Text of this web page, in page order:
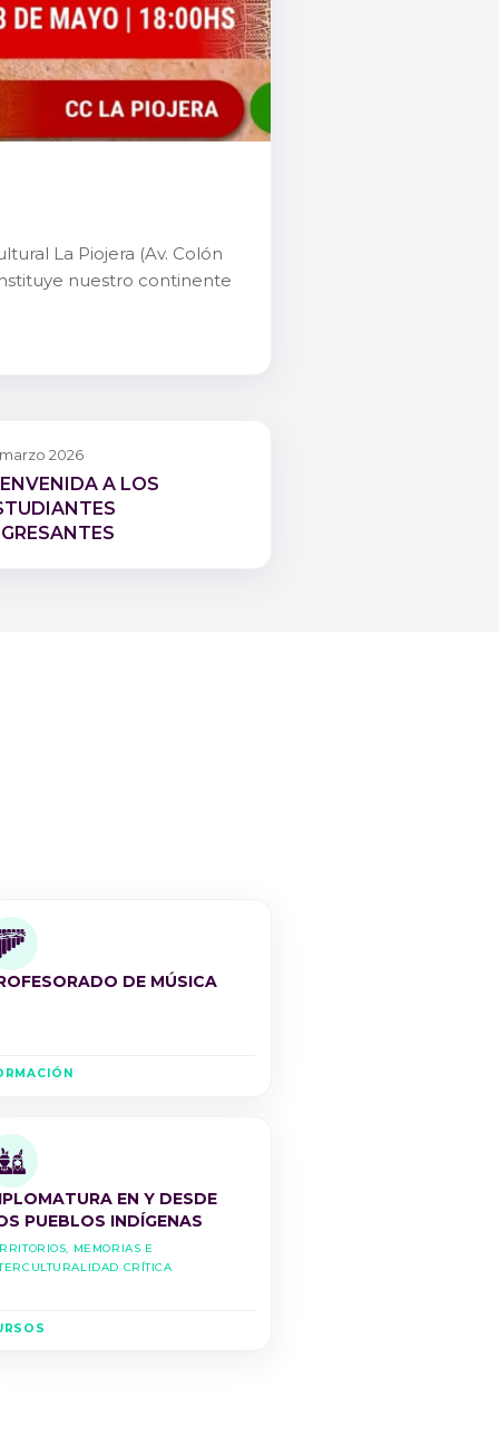
La Piojera (Av. Colón
nuestro continente
2026
A LOS
DE MÚSICA
EN Y DESDE
PUEBLOS INDÍGENAS
Memorias e
Crítica